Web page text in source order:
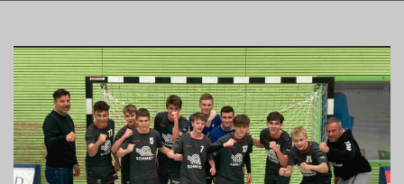
Berichte
Unsere Partner